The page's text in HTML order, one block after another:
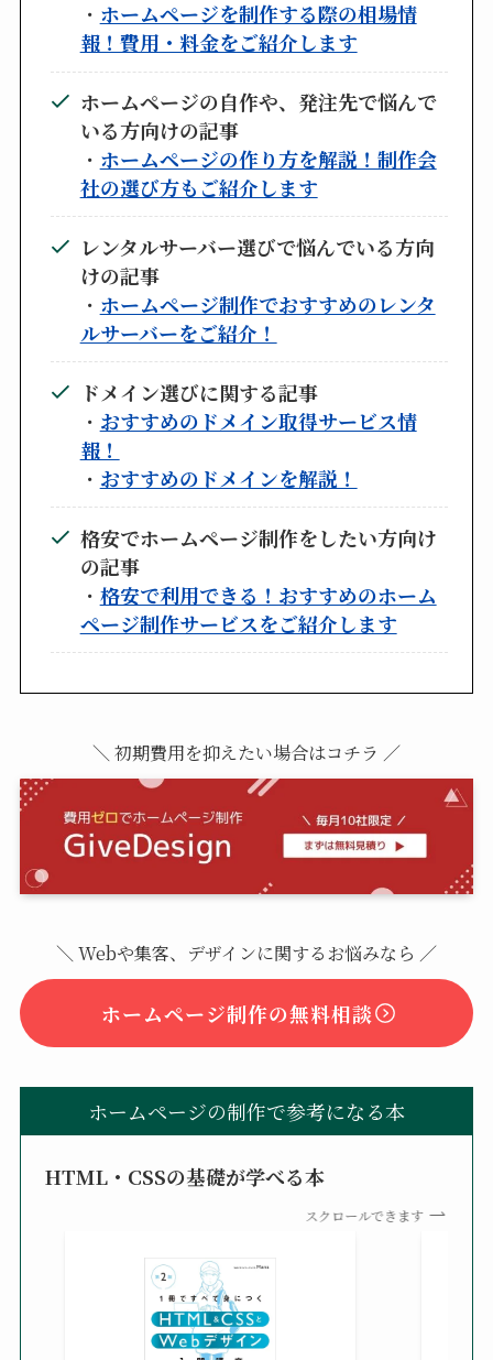
・ ホームページを制作する際の相場情
報！費用・料金をご紹介します
ホームページの自作や、発注先で悩んで
いる方向けの記事
・ ホームページの作り方を解説！制作会
社の選び方もご紹介します
レンタルサーバー選びで悩んでいる方向
けの記事
・ ホームページ制作でおすすめのレンタ
ルサーバーをご紹介！
ドメイン選びに関する記事
・ おすすめのドメイン取得サービス情
報！
・ おすすめのドメインを解説！
格安でホームページ制作をしたい方向け
の記事
・ 格安で利用できる！おすすめのホーム
ページ制作サービスをご紹介します
＼ 初期費用を抑えたい場合はコチラ ／
＼ Webや集客、デザインに関するお悩みなら ／
ホームページ制作の無料相談
ホームページの制作で参考になる本
HTML・CSSの基礎が学べる本
スクロールできます